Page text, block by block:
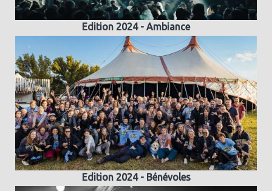
Edition 2024 - Ambiance
Edition 2024 - Bénévoles